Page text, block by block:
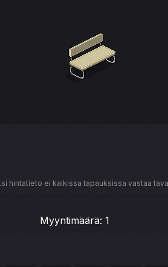
hintatieto ei kaikissa tapauksissa vastaa
Myyntimäärä: 1